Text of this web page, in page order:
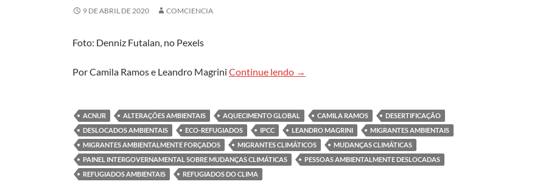
9 DE ABRIL DE 2020 COMCIENCIA
Foto: Denniz Futalan, no Pexels
Por Camila Ramos e Leandro Magrini Continue lendo O deslocamento invisível de milhões de pessoas pelas
→
ACNUR ALTERAÇÕES AMBIENTAIS AQUECIMENTO GLOBAL CAMILA RAMOS
DESERTIFICAÇÃO
DESLOCADOS AMBIENTAIS
ECO-REFUGIADOS IPCC LEANDRO MAGRINI
MIGRANTES AMBIENTAIS
MIGRANTES AMBIENTALMENTE FORÇADOS
MIGRANTES CLIMÁTICOS
MUDANÇAS CLIMÁTICAS
PAINEL INTERGOVERNAMENTAL SOBRE MUDANÇAS CLIMÁTICAS
PESSOAS AMBIENTALMENTE DESLOCADAS
REFUGIADOS AMBIENTAIS
REFUGIADOS DO CLIMA